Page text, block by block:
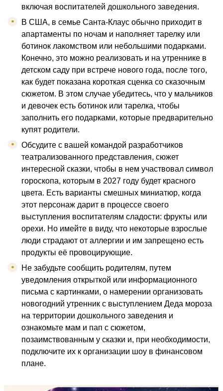
включая воспитателей дошкольного заведения.
В США, в семье Санта-Клаус обычно приходит в
апартаменты по ночам и наполняет тарелку или
ботинок лакомством или небольшими подарками.
Конечно, это можно реализовать и на утреннике в
детском саду при встрече нового года, после того,
как будет показана короткая сценка со сказочным
сюжетом. В этом случае убедитесь, что у мальчиков
и девочек есть ботинок или тарелка, чтобы
заполнить его подарками, которые предварительно
купят родители.
Обсудите с вашей командой разработчиков
театрализованного представления, сюжет
интересной сказки, чтобы в нем участвовал символ
гороскопа, которым в 2027 году будет красного
цвета. Есть варианты смешных миниатюр, когда
этот персонаж дарит в процессе своего
выступления воспитателям сладости: фрукты или
орехи. Но имейте в виду, что некоторые взрослые
люди страдают от аллергии и им запрещено есть
продукты её провоцирующие.
Не забудьте сообщить родителям, путем
уведомления открыткой или информационного
письма с картинками, о намерении организовать
новогодний утренник с выступлением Деда мороза
на территории дошкольного заведения и
ознакомьте мам и пап с сюжетом,
позаимствованным у сказки и, при необходимости,
подключите их к организации шоу в финансовом
плане.